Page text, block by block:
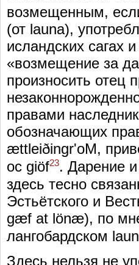
возмещенным,
(от launa),
исландских сагах
«возмещение за
произносить отец
правами
обозначающих
ættleiðingr'oM,
ос giöf23. Дарение
здесь тесно
Эстьётского и
gæf at lönæ), по
лангобардском
Здесь нельзя не